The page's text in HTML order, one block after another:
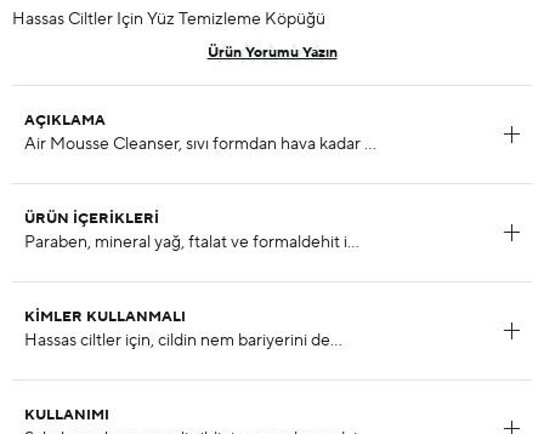
Hassas Ciltler Için Yüz Temizleme Köpüğü
Ürün Yorumu Yazın
AÇIKLAMA
ÜRÜN İÇERIKLERI
KIMLER KULLANMALI
KULLANIMI